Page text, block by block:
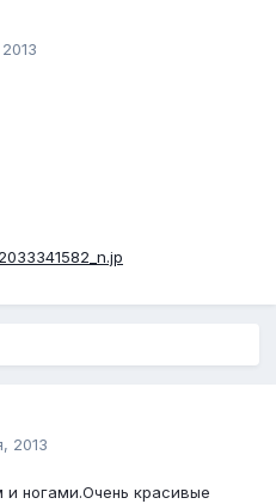
2013
ногами.Очень красивые